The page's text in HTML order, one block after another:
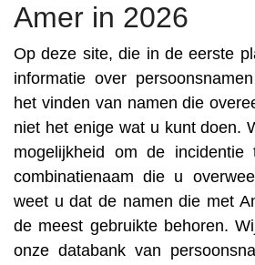
Amer in 2026
Op deze site, die in de eerste
informatie over
het vinden van namen die
niet het enige wat u kunt doen.
mogelijkheid om de
combinatienaam die u
weet u dat de namen die met
de meest gebruikte behoren.
onze databank van